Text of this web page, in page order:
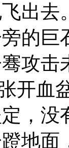
出去
的巨
攻击
张开血
，没
地面